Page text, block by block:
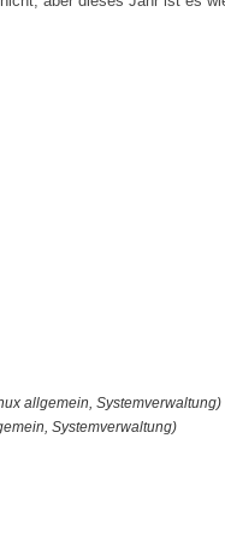
allgemein, Systemverwaltung)
Systemverwaltung)